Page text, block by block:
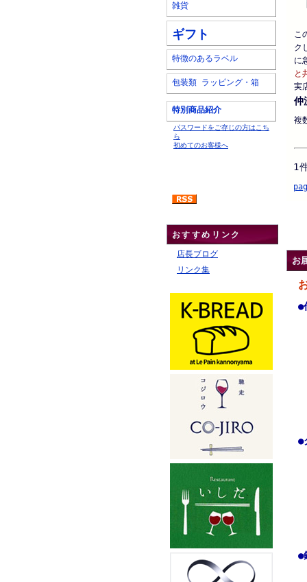
雑貨
ギフト
特徴のあるラベル
包装類 ラッピング・箱
特別商品紹介
パスワードをご存じの方はこち
ら
初めてのお客様へ
おすすめリンク
店長ブログ
リンク集
こ
ク
に
と
実
仲
複
1
お
●
●
●